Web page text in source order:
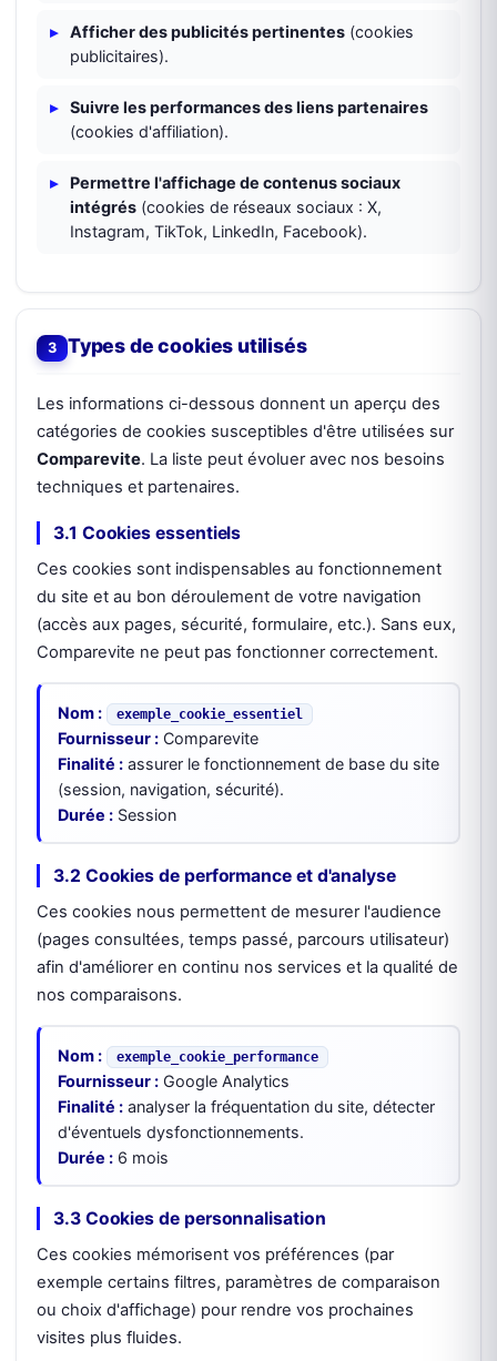
Afficher des publicités pertinentes (cookies
publicitaires).
Suivre les performances des liens partenaires
(cookies d'affiliation).
Permettre l'affichage de contenus sociaux
intégrés (cookies de réseaux sociaux : X,
Instagram, TikTok, LinkedIn, Facebook).
Types de cookies utilisés
Les informations ci-dessous donnent un aperçu des
catégories de cookies susceptibles d'être utilisées sur
Comparevite. La liste peut évoluer avec nos besoins
techniques et partenaires.
3.1 Cookies essentiels
Ces cookies sont indispensables au fonctionnement
du site et au bon déroulement de votre navigation
(accès aux pages, sécurité, formulaire, etc.). Sans eux,
Comparevite ne peut pas fonctionner correctement.
Nom : exemple_cookie_essentiel
Fournisseur : Comparevite
Finalité : assurer le fonctionnement de base du site
(session, navigation, sécurité).
Durée : Session
3.2 Cookies de performance et d'analyse
Ces cookies nous permettent de mesurer l'audience
(pages consultées, temps passé, parcours utilisateur)
afin d'améliorer en continu nos services et la qualité de
nos comparaisons.
Nom : exemple_cookie_performance
Fournisseur : Google Analytics
Finalité : analyser la fréquentation du site, détecter
d'éventuels dysfonctionnements.
Durée : 6 mois
3.3 Cookies de personnalisation
Ces cookies mémorisent vos préférences (par
exemple certains filtres, paramètres de comparaison
ou choix d'affichage) pour rendre vos prochaines
visites plus fluides.